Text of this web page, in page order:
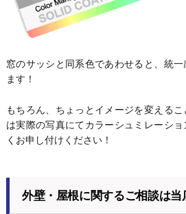
窓のサッシと同系色であわせると、統
ます！
もちろん、ちょっとイメージを変える
は実際の写真にてカラーシュミレーシ
くお申し付けください！
外壁・屋根に関するご相談は当